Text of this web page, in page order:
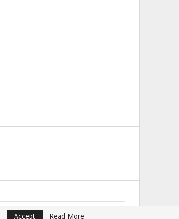
Accept Read More